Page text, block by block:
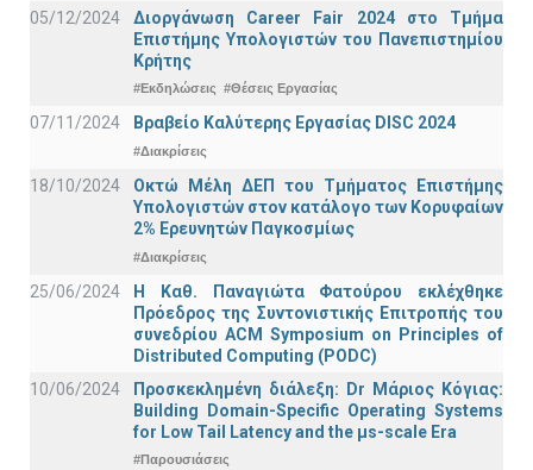
05/12/2024
Διοργάνωση Career Fair 2024 στο Τμήμα
Επιστήμης Υπολογιστών του Πανεπιστημίου
Κρήτης
#Εκδηλώσεις #Θέσεις Εργασίας
07/11/2024 Βραβείο Καλύτερης Εργασίας DISC 2024
#Διακρίσεις
18/10/2024
Οκτώ Μέλη ΔΕΠ του Τμήματος Επιστήμης
Υπολογιστών στον κατάλογο των Κορυφαίων
2% Ερευνητών Παγκοσμίως
#Διακρίσεις
25/06/2024
Η Καθ. Παναγιώτα Φατούρου εκλέχθηκε
Πρόεδρος της Συντονιστικής Επιτροπής του
συνεδρίου ACM Symposium on Principles of
Distributed Computing (PODC)
10/06/2024
Προσκεκλημένη διάλεξη: Dr Μάριος Κόγιας:
Building Domain-Specific Operating Systems
for Low Tail Latency and the μs-scale Era
#Παρουσιάσεις